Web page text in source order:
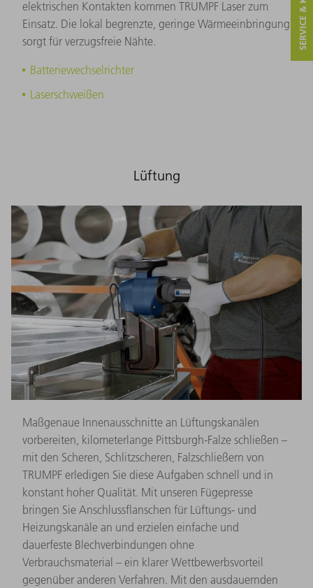
elektrischen Kontakten kommen TRUMPF Laser zum
Einsatz. Die lokal begrenzte, geringe Wärmeeinbringung
sorgt für verzugsfreie Nähte.
Batteriewechselrichter
Laserschweißen
Lüftung
Maßgenaue Innenausschnitte an Lüftungskanälen
vorbereiten, kilometerlange Pittsburgh-Falze schließen –
mit den Scheren, Schlitzscheren, Falzschließern von
TRUMPF erledigen Sie diese Aufgaben schnell und in
konstant hoher Qualität. Mit unseren Fügepresse
bringen Sie Anschlussflanschen für Lüftungs- und
Heizungskanäle an und erzielen einfache und
dauerfeste Blechverbindungen ohne
Verbrauchsmaterial – ein klarer Wettbewerbsvorteil
gegenüber anderen Verfahren. Mit den ausdauernden